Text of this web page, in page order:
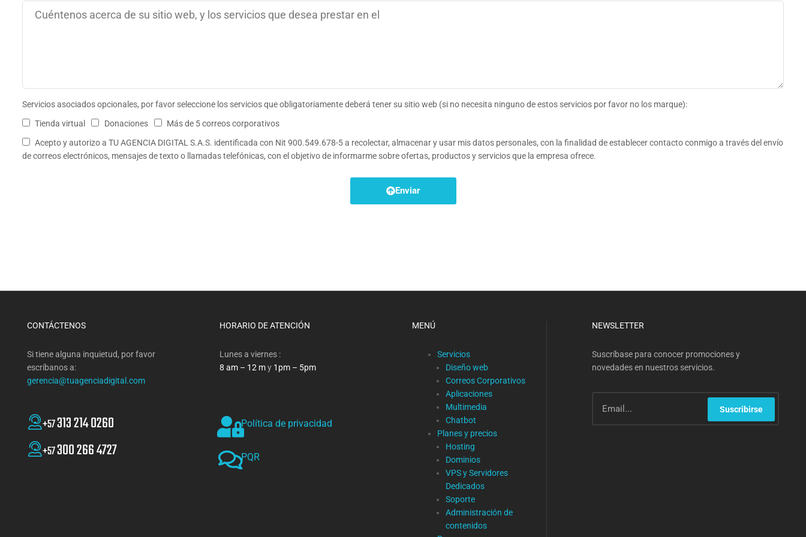
Servicios asociados opcionales, por favor seleccione los servicios que obligatoriamente deberá tener su sitio web (si no necesita ninguno de estos servicios por favor no los marque):
Tienda virtual
Donaciones
Más de 5 correos corporativos
Acepto y autorizo a TU AGENCIA DIGITAL S.A.S. identificada con Nit 900.549.678-5 a recolectar, almacenar y usar mis datos personales, con la finalidad de establecer contacto conmigo a través del envío
de correos electrónicos, mensajes de texto o llamadas telefónicas, con el objetivo de informarme sobre ofertas, productos y servicios que la empresa ofrece.
Enviar
CONTÁCTENOS
Si tiene alguna inquietud, por favor
escríbanos a:
gerencia@tuagenciadigital.com
+57313 214 0260
+57300 266 4727
HORARIO DE ATENCIÓN
Lunes a viernes :
8 am – 12 my 1pm – 5pm
Política de privacidad
PQR
MENÚ
Servicios
Diseño web
Correos Corporativos
Aplicaciones
Multimedia
Chatbot
Planes y precios
Hosting
Dominios
VPS y Servidores
Dedicados
Soporte
Administración de
contenidos
NEWSLETTER
Suscríbase para conocer promociones y
novedades en nuestros servicios.
Suscribirse